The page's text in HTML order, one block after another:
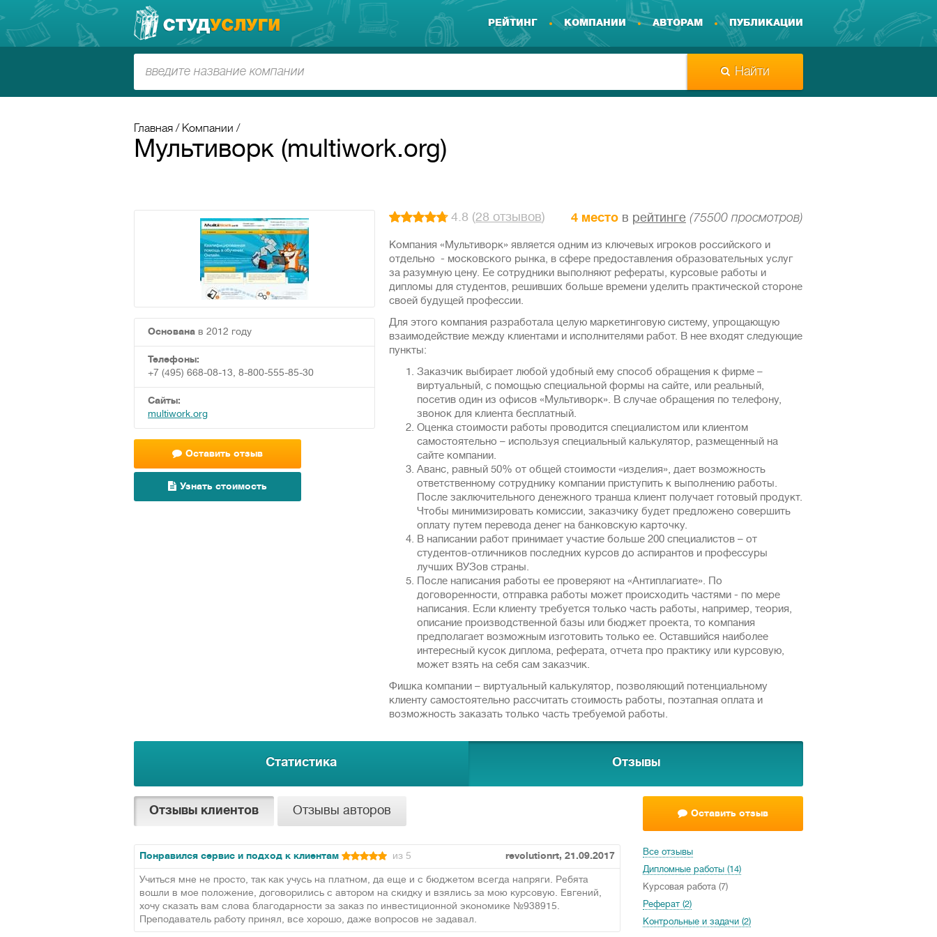
РЕЙТИНГ КОМПАНИИ АВТОРАМ ПУБЛИКАЦИИ
Найти
Главная Компании
Мультиворк (multiwork.org)
4.8 (28 отзывов) 4 место в рейтинге (75500 просмотров)
Компания «Мультиворк» является одним из ключевых игроков российского и
отдельно - московского рынка, в сфере предоставления образовательных услуг
за разумную цену. Ее сотрудники выполняют рефераты, курсовые работы и
дипломы для студентов, решивших больше времени уделить практической стороне
своей будущей профессии.
Для этого компания разработала целую маркетинговую систему, упрощающую
взаимодействие между клиентами и исполнителями работ. В нее входят следующие
пункты:
Заказчик выбирает любой удобный ему способ обращения к фирме –
виртуальный, с помощью специальной формы на сайте, или реальный,
посетив один из офисов «Мультиворк». В случае обращения по телефону,
звонок для клиента бесплатный.
Оценка стоимости работы проводится специалистом или клиентом
самостоятельно – используя специальный калькулятор, размещенный на
сайте компании.
Аванс, равный 50% от общей стоимости «изделия», дает возможность
ответственному сотруднику компании приступить к выполнению работы.
После заключительного денежного транша клиент получает готовый продукт.
Чтобы минимизировать комиссии, заказчику будет предложено совершить
оплату путем перевода денег на банковскую карточку.
В написании работ принимает участие больше 200 специалистов – от
студентов-отличников последних курсов до аспирантов и профессуры
лучших ВУЗов страны.
После написания работы ее проверяют на «Антиплагиате». По
договоренности, отправка работы может происходить частями - по мере
написания. Если клиенту требуется только часть работы, например, теория,
описание производственной базы или бюджет проекта, то компания
предполагает возможным изготовить только ее. Оставшийся наиболее
интересный кусок диплома, реферата, отчета про практику или курсовую,
может взять на себя сам заказчик.
Фишка компании – виртуальный калькулятор, позволяющий потенциальному
клиенту самостоятельно рассчитать стоимость работы, поэтапная оплата и
возможность заказать только часть требуемой работы.
Основана в 2012 году
Телефоны:
+7 (495) 668-08-13, 8-800-555-85-30
Сайты:
multiwork.org
Оставить отзыв
Узнать стоимость
Статистика Отзывы
Отзывы клиентов Отзывы авторов Оставить отзыв
Все отзывы
Дипломные работы (14)
Курсовая работа (7)
Реферат (2)
Контрольные и задачи (2)
Понравился сервис и подход к клиентам из 5 revolutionrt, 21.09.2017
Учиться мне не просто, так как учусь на платном, да еще и с бюджетом всегда напряги. Ребята
вошли в мое положение, договорились с автором на скидку и взялись за мою курсовую. Евгений,
хочу сказать вам слова благодарности за заказ по инвестиционной экономике №938915.
Преподаватель работу принял, все хорошо, даже вопросов не задавал.